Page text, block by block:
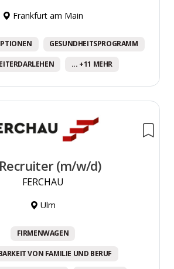
Frankfurt am Main
GESUNDHEITSPROGRAMM
... +11 MEHR
(m/w/d)
FERCHAU
Ulm
FIRMENWAGEN
VON FAMILIE UND BERUF